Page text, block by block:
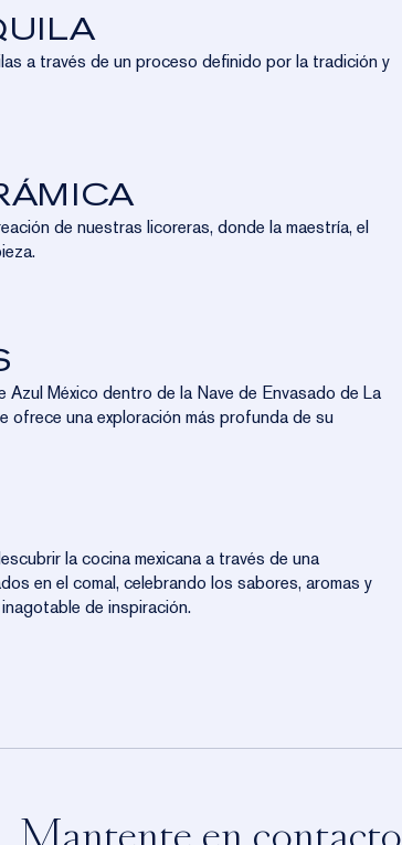
a través de un proceso definido por la tradición y
de nuestras licoreras, donde la maestría, el
México dentro de la Nave de Envasado de La
ofrece una exploración más profunda de su
la cocina mexicana a través de una
en el comal, celebrando los sabores, aromas y
de inspiración.